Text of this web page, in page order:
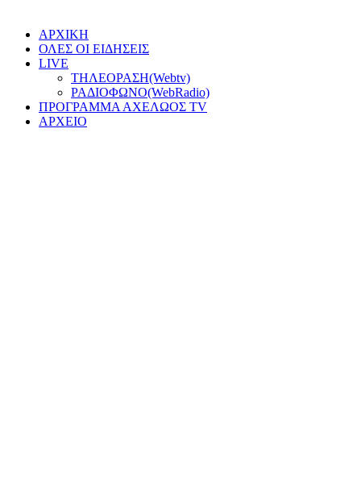
ΑΡΧΙΚΗ
ΟΛΕΣ ΟΙ ΕΙΔΗΣΕΙΣ
LIVE
ΤΗΛΕΟΡΑΣΗ(Webtv)
ΡΑΔΙΟΦΩΝΟ(WebRadio)
ΠΡΟΓΡΑΜΜΑ ΑΧΕΛΩΟΣ TV
ΑΡΧΕΙΟ